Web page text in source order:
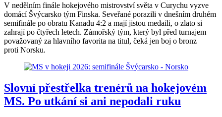
V nedělním finále hokejového mistrovství světa v Curychu vyzve
domácí Švýcarsko tým Finska. Seveřané porazili v dnešním druhém
semifinále po obratu Kanadu 4:2 a mají jistou medaili, o zlato si
zahrají po čtyřech letech. Zámořský tým, který byl před turnajem
považovaný za hlavního favorita na titul, čeká jen boj o bronz
proti Norsku.
Slovní přestřelka trenérů na hokejovém
MS. Po utkání si ani nepodali ruku